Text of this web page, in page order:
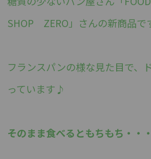
SHOP ZERO」さんの新商品で
フランスパンの様な見た目で、
っています♪
そのまま食べるともちもち・・・